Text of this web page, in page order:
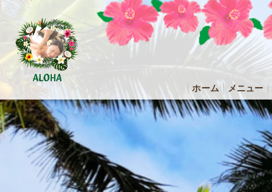
ホーム メニュー